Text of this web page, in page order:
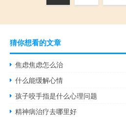
猜你想看的文章
焦虑焦虑怎么治
什么能缓解心情
孩子咬手指是什么心理问题
精神病治疗去哪里好